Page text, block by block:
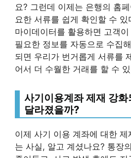
요? 그런데 이제는 은행의 홈
요한 서류를 쉽게 확인할 수
마이데이터를 활용하면 고객
필요한 정보를 자동으로 수집
되면 우리가 번거롭게 서류를
어서 더 수월한 거래를 할 수
사기이용계좌 제재 강
달라졌을까?
이제 사기 이용 계좌에 대한
는 사실, 알고 계셨나요? 통장